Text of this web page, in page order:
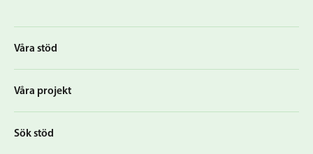
Våra stöd
Våra projekt
Sök stöd